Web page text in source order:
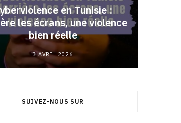
en Tunisie :
les écrans, une violence
bien réelle
3 AVRIL 2026
SUIVEZ-NOUS SUR